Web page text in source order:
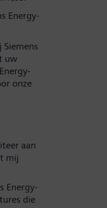
Energy-
uw
onze
aan
mij
Energy-
die